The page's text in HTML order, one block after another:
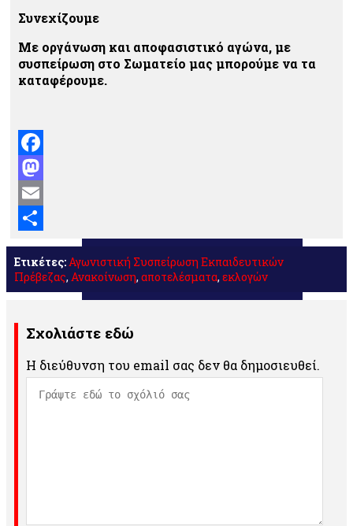
Συνεχίζουμε
Με οργάνωση και αποφασιστικό αγώνα, με
συσπείρωση στο Σωματείο μας μπορούμε να τα
καταφέρουμε.
Facebook
Mastodon
Email
Μοιραστείτε
Ετικέτες:Αγωνιστική Συσπείρωση Εκπαιδευτικών
Πρέβεζας, Ανακοίνωση, αποτελέσματα, εκλογών
Σχολιάστε εδώ
Η διεύθυνση του email σας δεν θα δημοσιευθεί.